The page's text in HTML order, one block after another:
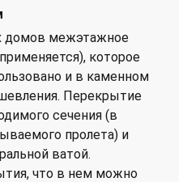
домов межэтажное
которое
и в каменном
Перекрытие
сечения (в
пролета) и
ватой.
что в нем можно